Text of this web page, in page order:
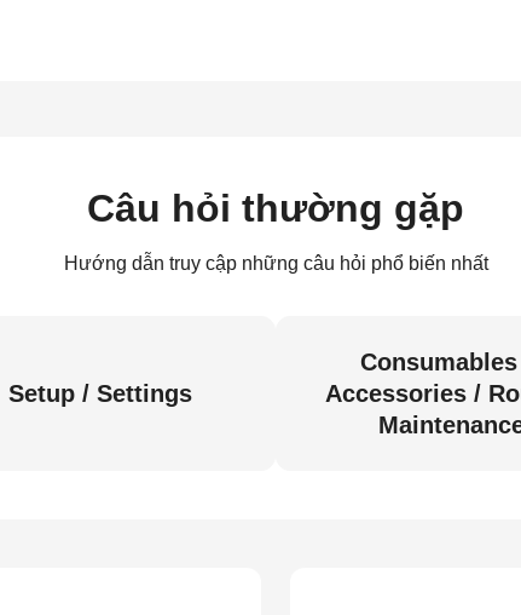
Câu hỏi thường gặp
Hướng dẫn truy cập những câu hỏi phổ biến nhất
Setup / Settings
Accessories /